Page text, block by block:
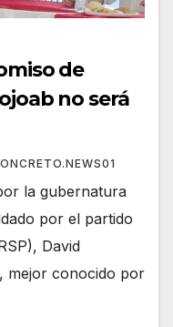
de
no será
la gubernatura
por el partido
David
mejor conocido por